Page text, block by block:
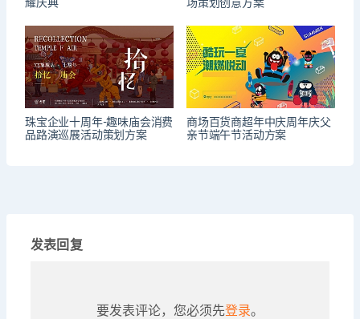
耀庆典
场策划创意方案
珠宝企业十周年-趣味庙会消费
品路演巡展活动策划方案
商场百货商超年中庆周年庆父
亲节端午节活动方案
发表回复
要发表评论，您必须先登录。